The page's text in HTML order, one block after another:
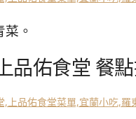
。
品佑食堂 餐